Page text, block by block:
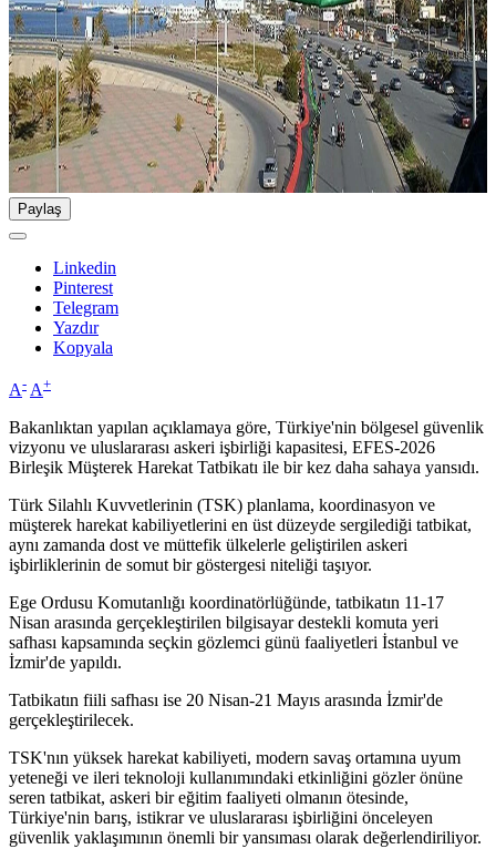
Paylaş
Linkedin
Pinterest
Telegram
Yazdır
Kopyala
A- A+
Bakanlıktan yapılan açıklamaya göre, Türkiye'nin bölgesel güvenlik
vizyonu ve uluslararası askeri işbirliği kapasitesi, EFES-2026
Birleşik Müşterek Harekat Tatbikatı ile bir kez daha sahaya yansıdı.
Türk Silahlı Kuvvetlerinin (TSK) planlama, koordinasyon ve
müşterek harekat kabiliyetlerini en üst düzeyde sergilediği tatbikat,
aynı zamanda dost ve müttefik ülkelerle geliştirilen askeri
işbirliklerinin de somut bir göstergesi niteliği taşıyor.
Ege Ordusu Komutanlığı koordinatörlüğünde, tatbikatın 11-17
Nisan arasında gerçekleştirilen bilgisayar destekli komuta yeri
safhası kapsamında seçkin gözlemci günü faaliyetleri İstanbul ve
İzmir'de yapıldı.
Tatbikatın fiili safhası ise 20 Nisan-21 Mayıs arasında İzmir'de
gerçekleştirilecek.
TSK'nın yüksek harekat kabiliyeti, modern savaş ortamına uyum
yeteneği ve ileri teknoloji kullanımındaki etkinliğini gözler önüne
seren tatbikat, askeri bir eğitim faaliyeti olmanın ötesinde,
Türkiye'nin barış, istikrar ve uluslararası işbirliğini önceleyen
güvenlik yaklaşımının önemli bir yansıması olarak değerlendiriliyor.